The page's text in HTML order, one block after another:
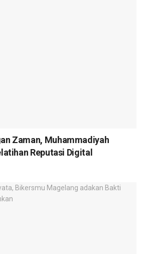
Zaman, Muhammadiyah
Reputasi Digital